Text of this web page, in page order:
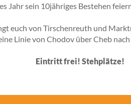
Jahr sein 10jähriges Bestehen
euch von Tirschenreuth und
Linie von Chodov über Cheb
Eintritt frei! Stehplätze!